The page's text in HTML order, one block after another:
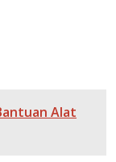
Alat